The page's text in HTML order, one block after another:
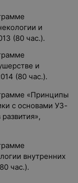
и
(80 час.).
и
(80 час.).
«Принципы
с основами УЗ-
внутренних
час.).